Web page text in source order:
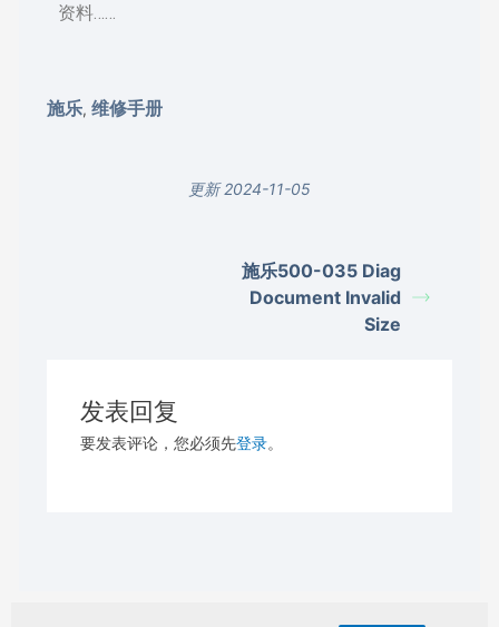
资料……
施乐,维修手册
更新 2024-11-05
施乐500-035 Diag
Document Invalid
Size
发表回复
要发表评论，您必须先登录。